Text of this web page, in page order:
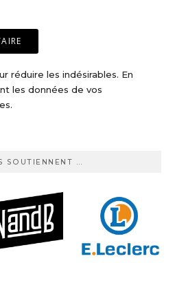
réduire les indésirables. En
les données de vos
.
SOUTIENNENT …